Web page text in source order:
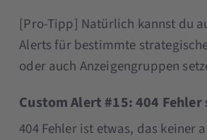
[Pro-Tipp] Natürlich kannst du
Alerts für bestimmte
oder auch Anzeigengruppen
Custom Alert #15: 404 Fehler
404 Fehler ist etwas, das keiner